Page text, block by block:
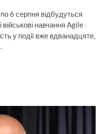
по 6 серпня відбудуться
військові навчання Agile
у події вже вдванадцяте,